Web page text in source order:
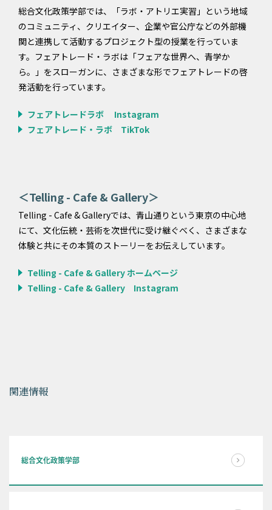
総合文化政策学部では、「ラボ・アトリエ実習」という地域
のコミュニティ、クリエイター、企業や官公庁などの外部機
関と連携して活動するプロジェクト型の授業を行っていま
す。フェアトレード・ラボは「フェアな世界へ、青学か
ら。」をスローガンに、さまざまな形でフェアトレードの啓
発活動を行っています。
フェアトレードラボ Instagram
フェアトレード・ラボ TikTok
＜Telling - Cafe & Gallery＞
Telling - Cafe & Galleryでは、青山通りという東京の中心地
にて、文化伝統・芸術を次世代に受け継ぐべく、さまざまな
体験と共にその本質のストーリーをお伝えしています。
Telling - Cafe & Gallery ホームページ
Telling - Cafe & Gallery Instagram
関連情報
総合文化政策学部